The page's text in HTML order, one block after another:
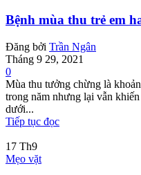
Bệnh mùa thu trẻ em
Đăng bởi Trần Ngân
Tháng 9 29, 2021
0
Mùa thu tưởng chừng là
trong năm nhưng lại vẫn
dưới...
Tiếp tục đọc
17 Th9
Mẹo vặt